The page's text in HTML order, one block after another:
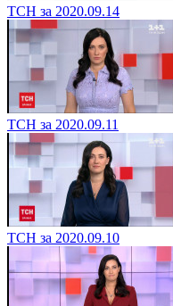
ТСН за 2020.09.14
ТСН за 2020.09.11
ТСН за 2020.09.10